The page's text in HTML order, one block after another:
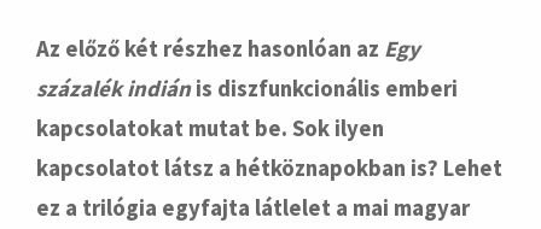
Az előző két részhez hasonlóan az Egy
százalék indiánis diszfunkcionális emberi
kapcsolatokat mutat be. Sok ilyen
kapcsolatot látsz a hétköznapokban is? Lehet
ez a trilógia egyfajta látlelet a mai magyar